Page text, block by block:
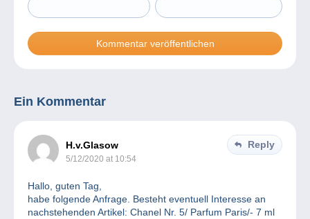
Ein Kommentar
H.v.Glasow
5/12/2020 at 10:54
Reply
Hallo, guten Tag,
habe folgende Anfrage. Besteht eventuell Interesse an
nachstehenden Artikel: Chanel Nr. 5/ Parfum Paris/- 7 ml